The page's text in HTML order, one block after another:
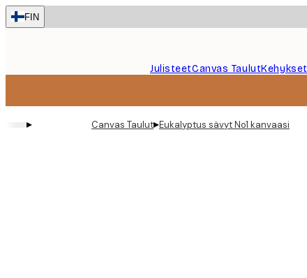
Skip
to
FIN
JulisteetCanvas TaulutKehykset
▸ Canvas Taulut▸Eukalyptus sävyt No1 kanvaasi